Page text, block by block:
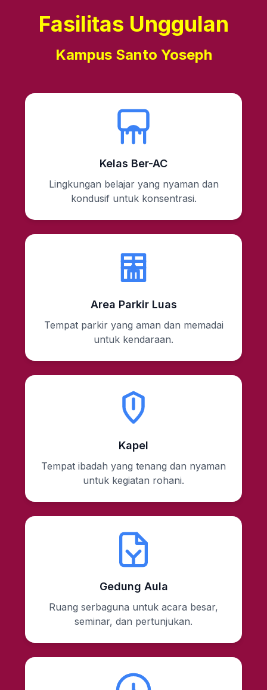
Fasilitas Unggulan
Kampus Santo Yoseph
Kelas Ber-AC
Lingkungan belajar yang nyaman dan
kondusif untuk konsentrasi.
Area Parkir Luas
Tempat parkir yang aman dan memadai
untuk kendaraan.
Kapel
Tempat ibadah yang tenang dan nyaman
untuk kegiatan rohani.
Gedung Aula
Ruang serbaguna untuk acara besar,
seminar, dan pertunjukan.